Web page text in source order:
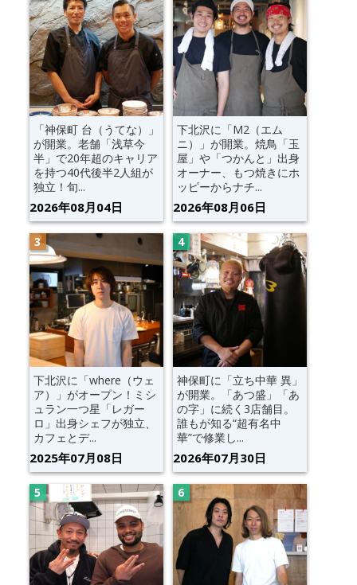
「神保町 台（うてな）」
が開業。老舗「浅草今
半」で20年超のキャリア
を持つ40代後半2人組が
独立！旬...
2026年08月04日
下北沢に「M2（エム
ニ）」が開業。焼鳥「玉
屋」や「つかんと」出身
オーナー、もつ焼きにホ
ッピーからナチ...
2026年08月06日
下北沢に「where（ウェ
ア）」がオープン！ミシ
ュラン一つ星「レガー
ロ」出身シェフが独立、
カフェとデ...
2025年07月08日
神保町に「立ち中華 異」
が開業。「あつ盛」「あ
の字」に続く3店舗目。
誰もが知る“超有名中
華”で修業し...
2026年07月30日